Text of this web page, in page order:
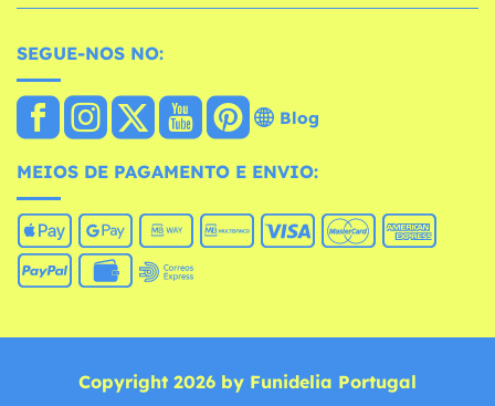
SEGUE-NOS NO:
Blog
MEIOS DE PAGAMENTO E ENVIO:
Copyright 2026 by Funidelia Portugal